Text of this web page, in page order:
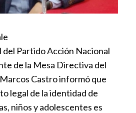
del Partido Acción Nacional
de la Mesa Directiva del
Castro informó que
legal de la identidad de
niños y adolescentes es